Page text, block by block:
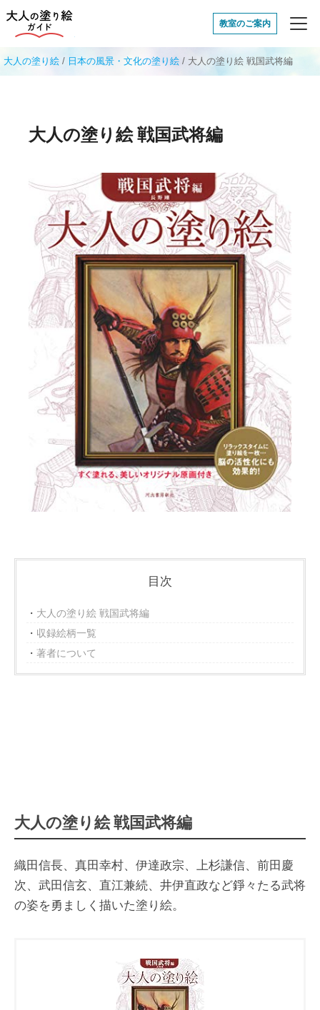
大人の塗り絵ガイド
教室のご案内
大人の塗り絵 / 日本の風景・文化の塗り絵 / 大人の塗り絵 戦国武将編
大人の塗り絵 戦国武将編
目次
大人の塗り絵 戦国武将編
収録絵柄一覧
著者について
大人の塗り絵 戦国武将編
織田信長、真田幸村、伊達政宗、上杉謙信、前田慶
次、武田信玄、直江兼続、井伊直政など錚々たる武将
の姿を勇ましく描いた塗り絵。